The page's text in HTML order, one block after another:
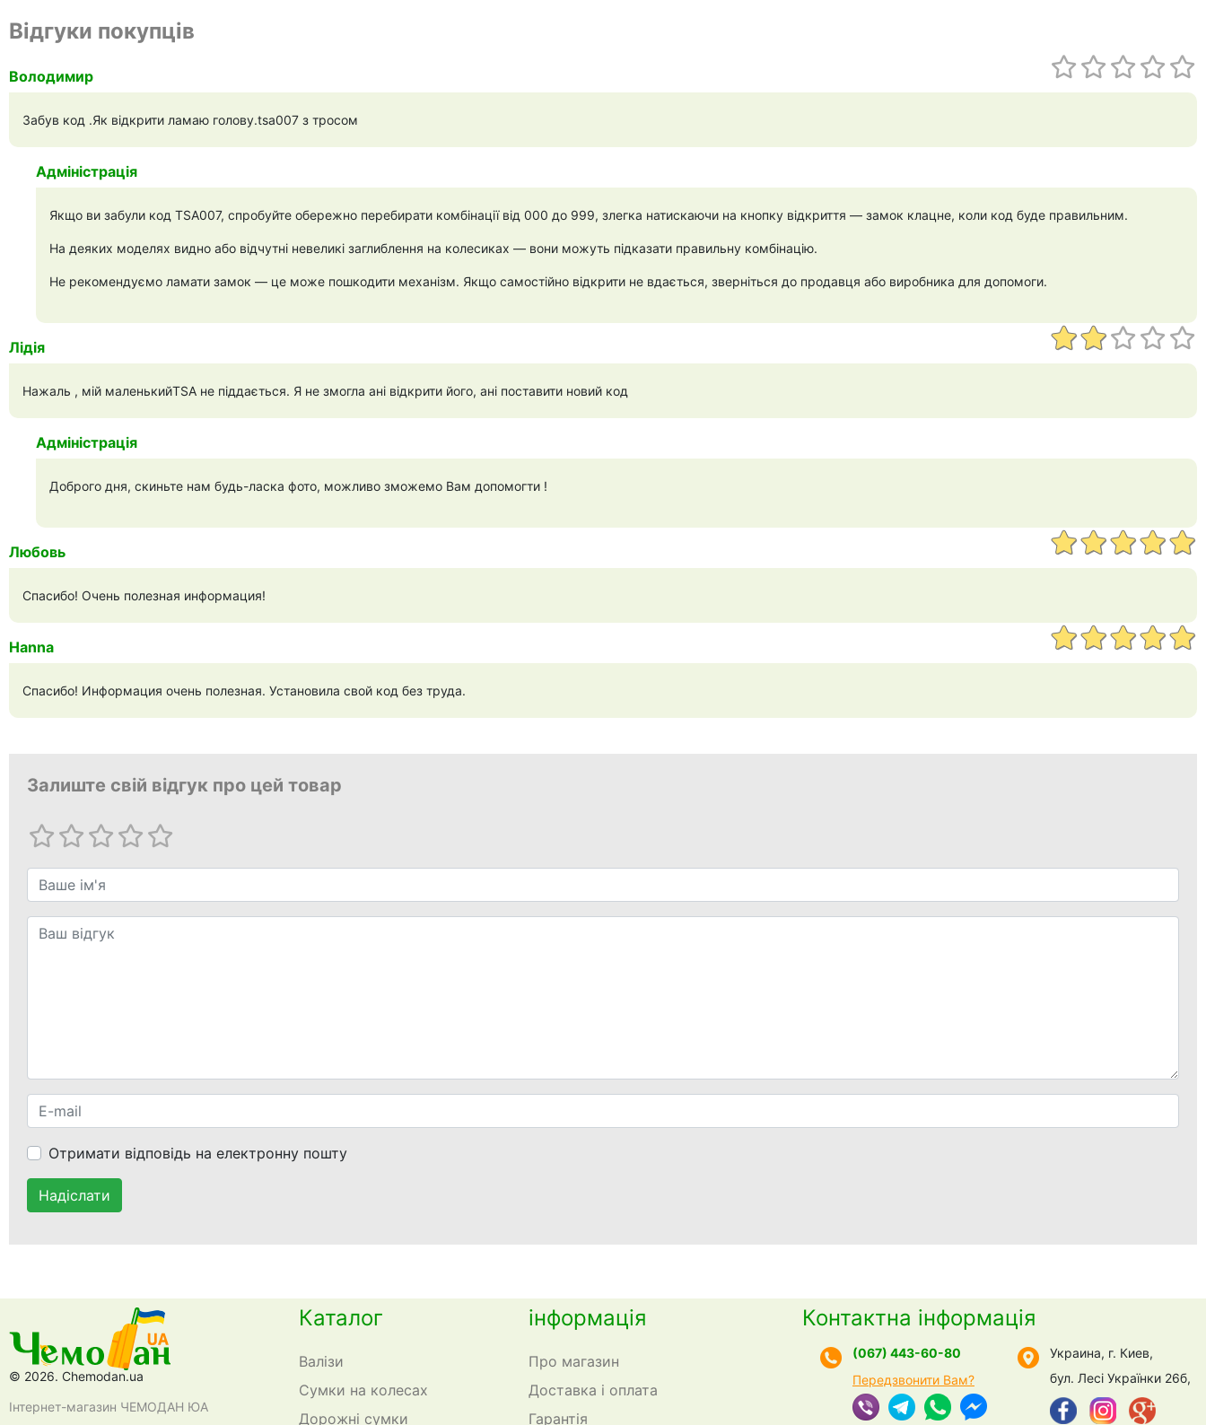
Відгуки покупців
Володимир
Забув код .Як відкрити ламаю голову.tsa007 з тросом
Адміністрація
Якщо ви забули код TSA007, спробуйте обережно перебирати комбінації від 000 до 999, злегка натискаючи на кнопку відкриття — замок клацне, коли код буде правильним.
На деяких моделях видно або відчутні невеликі заглиблення на колесиках — вони можуть підказати правильну комбінацію.
Не рекомендуємо ламати замок — це може пошкодити механізм. Якщо самостійно відкрити не вдається, зверніться до продавця або виробника для допомоги.
Лідія
Нажаль , мій маленькийTSA не піддається. Я не змогла ані відкрити його, ані поставити новий код
Адміністрація
Доброго дня, скиньте нам будь-ласка фото, можливо зможемо Вам допомогти !
Любовь
Спасибо! Очень полезная информация!
Наnna
Спасибо! Информация очень полезная. Установила свой код без труда.
Залиште свій відгук про цей товар
Отримати відповідь на електронну пошту
Надіслати
© 2026. Chemodan.ua
Інтернет-магазин ЧЕМОДАН ЮА
Каталог
Валізи
Сумки на колесах
Дорожні сумки
інформація
Про магазин
Доставка і оплата
Гарантія
Контактна інформація
(067) 443-60-80
Передзвонити Вам?
Украина, г. Киев,
бул. Лесі Українки 26б,